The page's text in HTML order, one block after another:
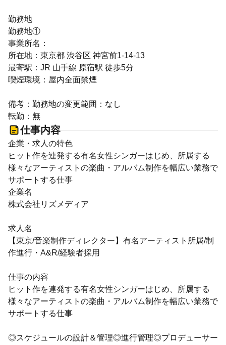
勤務地
勤務地①
事業所名：
所在地：東京都 渋谷区 神宮前1-14-13
最寄駅：JR 山手線 原宿駅 徒歩5分
喫煙環境：屋内全面禁煙
備考：勤務地の変更範囲：なし
転勤：無
仕事内容
企業・求人の特色
ヒット作を連発する有名女性シンガーはじめ、所属する
様々なアーティストの楽曲・アルバム制作を幅広い業務で
サポートする仕事
企業名
株式会社リズメディア
求人名
【東京/音楽制作ディレクター】有名アーティスト所属/制
作進行・A&R/経験者採用
仕事の内容
ヒット作を連発する有名女性シンガーはじめ、所属する
様々なアーティストの楽曲・アルバム制作を幅広い業務で
サポートする仕事
◎スケジュールの設計＆管理◎進行管理◎プロデューサー